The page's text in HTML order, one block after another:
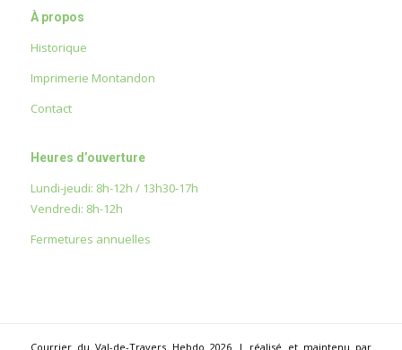
À propos
Historique
Imprimerie Montandon
Contact
Heures d’ouverture
Lundi-jeudi: 8h-12h / 13h30-17h
Vendredi: 8h-12h
Fermetures annuelles
Courrier du Val-de-Travers Hebdo 2026 | réalisé et maintenu par